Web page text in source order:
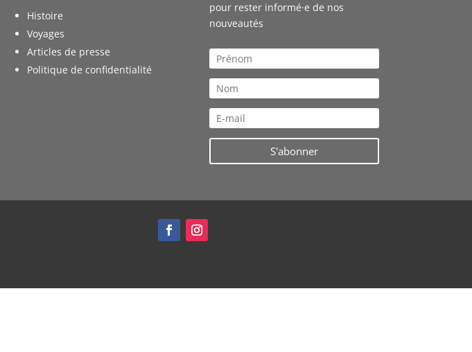
Histoire
Voyages
Articles de presse
Politique de confidentialité
pour rester informé·e de nos
nouveautés
S'abonner